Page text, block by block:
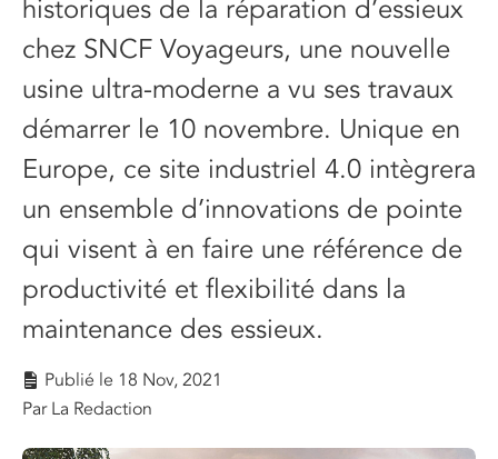
historiques de la réparation d’essieux
chez SNCF Voyageurs, une nouvelle
usine ultra-moderne a vu ses travaux
démarrer le 10 novembre. Unique en
Europe, ce site industriel 4.0 intègrera
un ensemble d’innovations de pointe
qui visent à en faire une référence de
productivité et flexibilité dans la
maintenance des essieux.
Publié le 18 Nov, 2021
Par La Redaction